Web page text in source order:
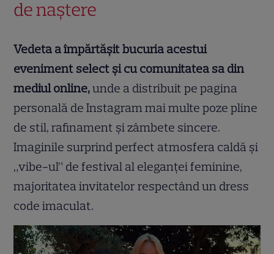
de naștere
Vedeta a împărtășit bucuria acestui
eveniment select și cu comunitatea sa din
mediul online,unde a distribuit pe pagina
personală de Instagram mai multe poze pline
de stil, rafinament și zâmbete sincere.
Imaginile surprind perfect atmosfera caldă și
„vibe-ul” de festival al eleganței feminine,
majoritatea invitatelor respectând un dress
code imaculat.